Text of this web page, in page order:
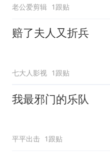
老公爱剪辑 1跟贴
赔了夫人又折兵
七大人影视 1跟贴
我最邪门的乐队
平平出击 1跟贴